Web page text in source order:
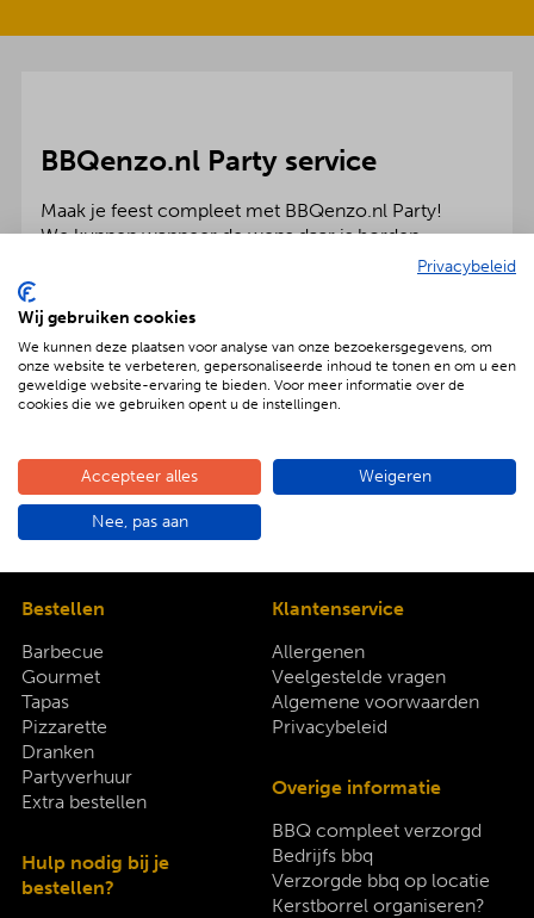
BBQenzo.nl Party service
Maak je feest compleet met BBQenzo.nl Party!
We kunnen wanneer de wens daar is borden,
bestek, glaswerk, partytenten en meubelen voor
helemaal nergens meer zorgen over te maken!
Bekijk hier ons complete aanbod
Bestellen
Barbecue
Gourmet
Tapas
Pizzarette
Dranken
Partyverhuur
Extra bestellen
Hulp nodig bij je
bestellen?
Klantenservice
Allergenen
Veelgestelde vragen
Algemene voorwaarden
Privacybeleid
Overige informatie
BBQ compleet verzorgd
Bedrijfs bbq
Verzorgde bbq op locatie
Kerstborrel organiseren?
Privacybeleid
Wij gebruiken cookies
We kunnen deze plaatsen voor analyse van onze bezoekersgegevens, om
onze website te verbeteren, gepersonaliseerde inhoud te tonen en om u een
geweldige website-ervaring te bieden. Voor meer informatie over de
cookies die we gebruiken opent u de instellingen.
Accepteer alles Weigeren
Nee, pas aan